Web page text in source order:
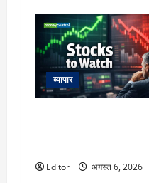
व्यापार
Editor अगस्त 6, 2026